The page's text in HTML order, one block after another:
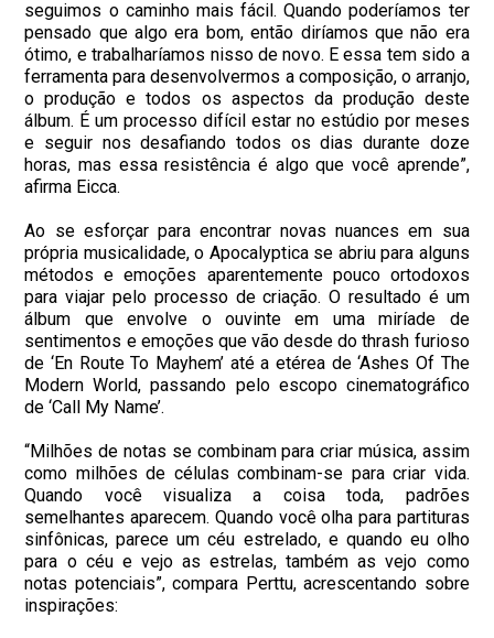
seguimos o caminho mais fácil. Quando poderíamos ter
pensado que algo era bom, então diríamos que não era
ótimo, e trabalharíamos nisso de novo. E essa tem sido a
ferramenta para desenvolvermos a composição, o arranjo,
o produção e todos os aspectos da produção deste
álbum. É um processo difícil estar no estúdio por meses
e seguir nos desafiando todos os dias durante doze
horas, mas essa resistência é algo que você aprende”,
afirma Eicca.
Ao se esforçar para encontrar novas nuances em sua
própria musicalidade, o Apocalyptica se abriu para alguns
métodos e emoções aparentemente pouco ortodoxos
para viajar pelo processo de criação. O resultado é um
álbum que envolve o ouvinte em uma miríade de
sentimentos e emoções que vão desde do thrash furioso
de ‘En Route To Mayhem’ até a etérea de ‘Ashes Of The
Modern World, passando pelo escopo cinematográfico
de ‘Call My Name’.
“Milhões de notas se combinam para criar música, assim
como milhões de células combinam-se para criar vida.
Quando você visualiza a coisa toda, padrões
semelhantes aparecem. Quando você olha para partituras
sinfônicas, parece um céu estrelado, e quando eu olho
para o céu e vejo as estrelas, também as vejo como
notas potenciais”, compara Perttu, acrescentando sobre
inspirações: